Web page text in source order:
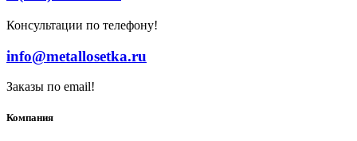
Консультации по телефону!
info@metallosetka.ru
Заказы по email!
Компания